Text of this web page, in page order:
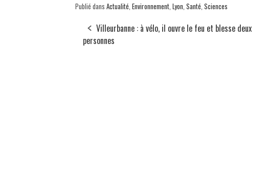
Publié dans Actualité Environnement Lyon Santé Sciences
Villeurbanne : à vélo, il ouvre le feu et blesse deux
personnes